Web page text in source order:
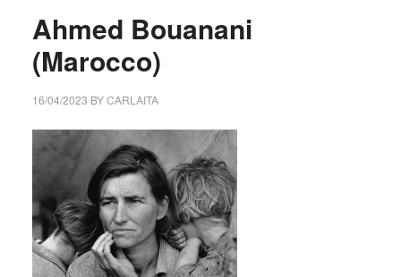
Ahmed Bouanani
(Marocco)
16/04/2023 BYCARLAITA